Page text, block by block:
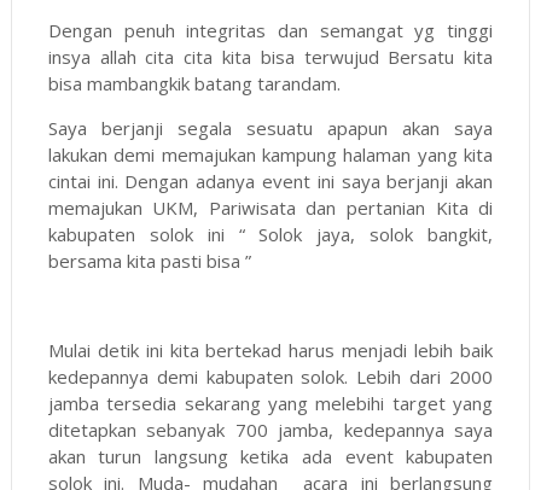
Dengan penuh integritas dan semangat yg tinggi
insya allah cita cita kita bisa terwujud Bersatu kita
bisa mambangkik batang tarandam.
Saya berjanji segala sesuatu apapun akan saya
lakukan demi memajukan kampung halaman yang kita
cintai ini. Dengan adanya event ini saya berjanji akan
memajukan UKM, Pariwisata dan pertanian Kita di
kabupaten solok ini “ Solok jaya, solok bangkit,
bersama kita pasti bisa ”
Mulai detik ini kita bertekad harus menjadi lebih baik
kedepannya demi kabupaten solok. Lebih dari 2000
jamba tersedia sekarang yang melebihi target yang
ditetapkan sebanyak 700 jamba, kedepannya saya
akan turun langsung ketika ada event kabupaten
solok ini. Muda- mudahan acara ini berlangsung